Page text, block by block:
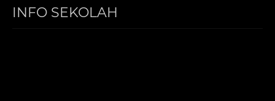
INFO SEKOLAH